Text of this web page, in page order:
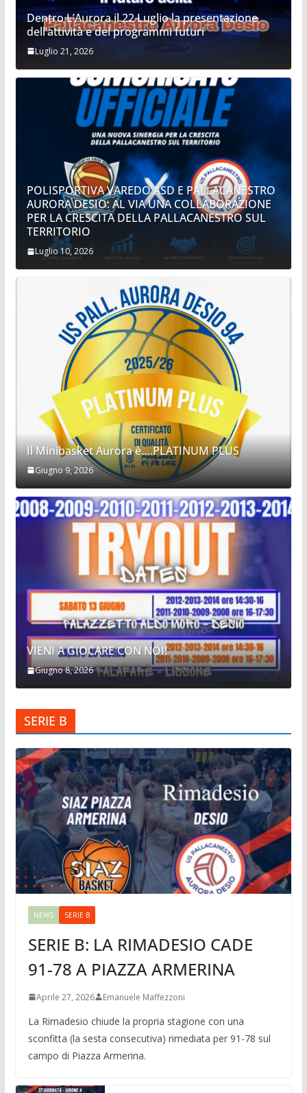
Dentro L’Aurora il 22 Luglio la presentazione
dell’attività e dei programmi futuri
Luglio 21, 2026
POLISPORTIVA VAREDO ASD E PALLACANESTRO
AURORA DESIO: AL VIA UNA COLLABORAZIONE
PER LA CRESCITA DELLA PALLACANESTRO SUL
TERRITORIO
Luglio 10, 2026
Il Minibasket Aurora è….PLATINUM PLUS
Giugno 9, 2026
VIENI A GIOCARE CON NOI!
Giugno 8, 2026
SERIE B
NEWS SERIE B
SERIE B: LA RIMADESIO CADE
91-78 A PIAZZA ARMERINA
Aprile 27, 2026 Emanuele Maffezzoni
La Rimadesio chiude la propria stagione con una
sconfitta (la sesta consecutiva) rimediata per 91-78 sul
campo di Piazza Armerina.